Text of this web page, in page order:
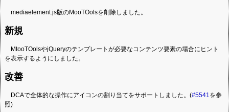
mediaelement.js版のMooTOolsを削除しました。
新規
MtooTOolsやjQueryのテンプレートが必要なコンテンツ要素の場合にヒント
を表示するようにしました。
改善
DCAで全体的な操作にアイコンの割り当てをサポートしました。(#5541を参
照)